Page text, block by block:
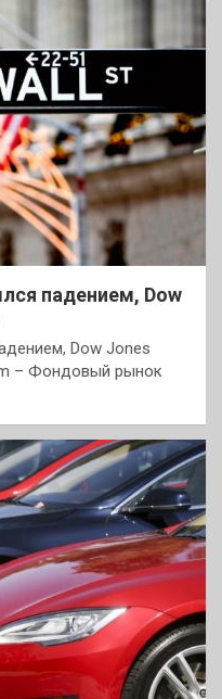
падением, Dow
Dow Jones
– Фондовый рынок